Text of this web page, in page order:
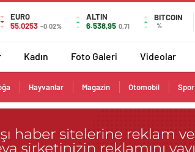
EURO
55,0253 -0.02%
ALTIN
6.538,95 0,71
BITCOIN
%
Kadın Foto Galeri Videolar
Hayvanlar Magazin Otomobil Spor